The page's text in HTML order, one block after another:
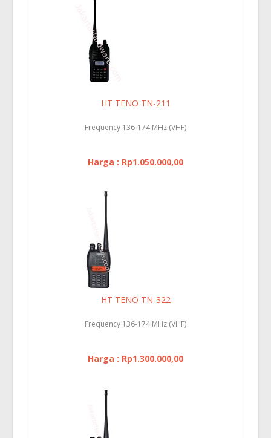
HT TENO TN-211
Frequency 136-174 MHz (VHF)
Harga : Rp1.050.000,00
HT TENO TN-322
Frequency 136-174 MHz (VHF)
Harga : Rp1.300.000,00